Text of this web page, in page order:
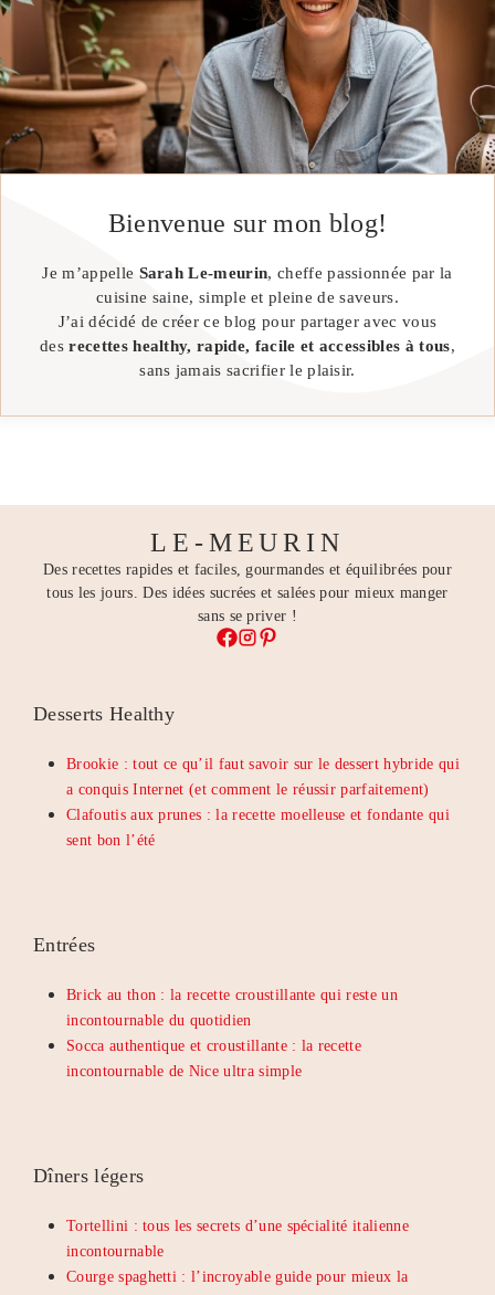
Bienvenue sur mon blog!
Je m’appelle Sarah Le-meurin, cheffe passionnée par la
cuisine saine, simple et pleine de saveurs.
J’ai décidé de créer ce blog pour partager avec vous
desrecettes healthy, rapide, facile et accessibles à tous,
sans jamais sacrifier le plaisir.
LE-MEURIN
Des recettes rapides et faciles, gourmandes et équilibrées pour
tous les jours. Des idées sucrées et salées pour mieux manger
sans se priver !
Desserts Healthy
Brookie : tout ce qu’il faut savoir sur le dessert hybride qui
a conquis Internet (et comment le réussir parfaitement)
Clafoutis aux prunes : la recette moelleuse et fondante qui
sent bon l’été
Entrées
Brick au thon : la recette croustillante qui reste un
incontournable du quotidien
Socca authentique et croustillante : la recette
incontournable de Nice ultra simple
Dîners légers
Tortellini : tous les secrets d’une spécialité italienne
incontournable
Courge spaghetti : l’incroyable guide pour mieux la